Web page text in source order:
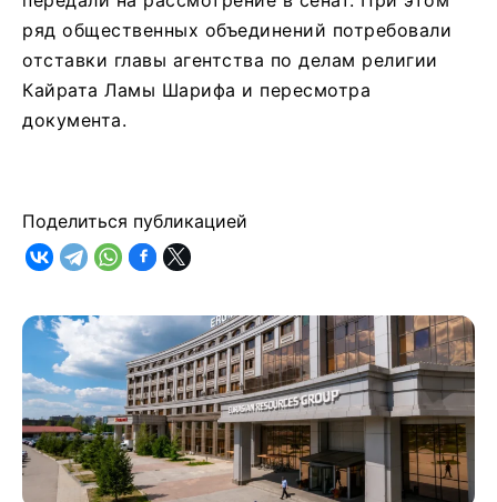
ряд общественных объединений потребовали
отставки главы агентства по делам религии
Кайрата Ламы Шарифа и пересмотра
документа.
Поделиться публикацией